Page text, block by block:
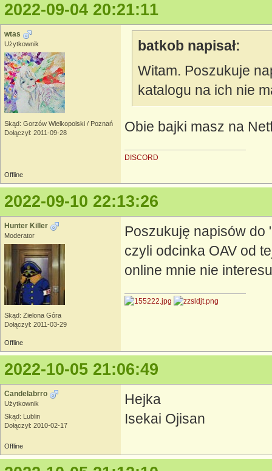
2022-09-04 20:21:11
wtas
Użytkownik
Skąd: Gorzów Wielkopolski / Poznań
Dołączył: 2011-09-28
batkob napisał:
Witam. Poszukuje
katalogu na ich nie
Obie bajki masz na
DISCORD
Offline
2022-09-10 22:13:26
Hunter Killer
Moderator
Skąd: Zielona Góra
Dołączył: 2011-03-29
Poszukuję napisów do
czyli odcinka OAV od
online mnie nie
Offline
2022-10-05 21:06:49
Candelabrro
Użytkownik
Skąd: Lublin
Dołączył: 2010-02-17
Hejka
Isekai Ojisan
Offline